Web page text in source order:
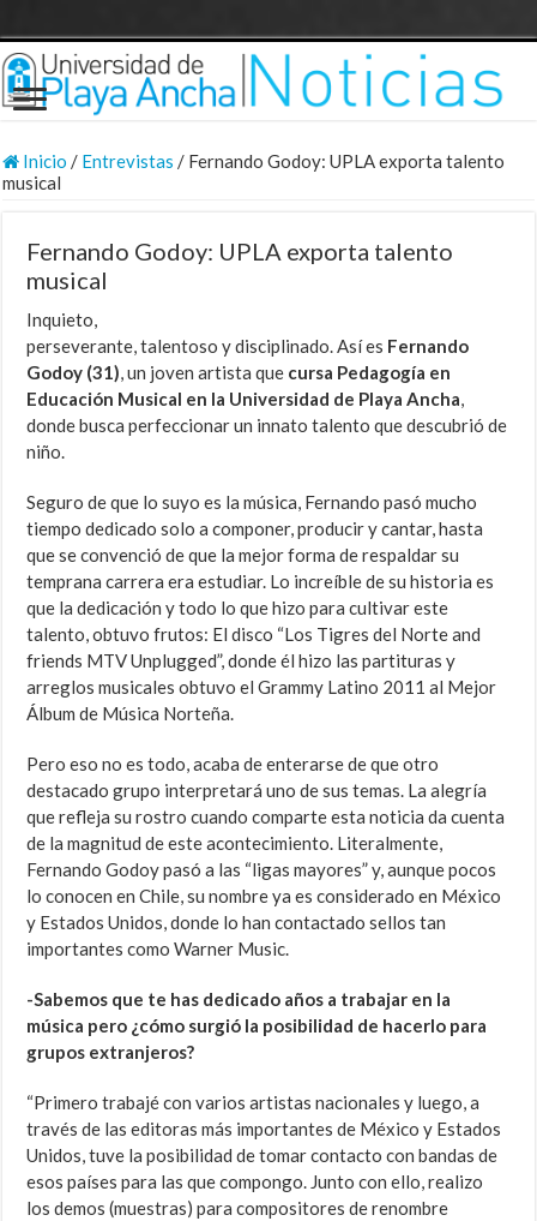
Inicio / Entrevistas / Fernando Godoy: UPLA exporta talento
musical
Fernando Godoy: UPLA exporta talento
musical
Inquieto,
perseverante, talentoso y disciplinado. Así es Fernando
Godoy (31), un joven artista que cursa Pedagogía en
Educación Musical en la Universidad de Playa Ancha,
donde busca perfeccionar un innato talento que descubrió de
niño.
Seguro de que lo suyo es la música, Fernando pasó mucho
tiempo dedicado solo a componer, producir y cantar, hasta
que se convenció de que la mejor forma de respaldar su
temprana carrera era estudiar. Lo increíble de su historia es
que la dedicación y todo lo que hizo para cultivar este
talento, obtuvo frutos: El disco “Los Tigres del Norte and
friends MTV Unplugged”, donde él hizo las partituras y
arreglos musicales obtuvo el Grammy Latino 2011 al Mejor
Álbum de Música Norteña.
Pero eso no es todo, acaba de enterarse de que otro
destacado grupo interpretará uno de sus temas. La alegría
que refleja su rostro cuando comparte esta noticia da cuenta
de la magnitud de este acontecimiento. Literalmente,
Fernando Godoy pasó a las “ligas mayores” y, aunque pocos
lo conocen en Chile, su nombre ya es considerado en México
y Estados Unidos, donde lo han contactado sellos tan
importantes como Warner Music.
-Sabemos que te has dedicado años a trabajar en la
música pero ¿cómo surgió la posibilidad de hacerlo para
grupos extranjeros?
“Primero trabajé con varios artistas nacionales y luego, a
través de las editoras más importantes de México y Estados
Unidos, tuve la posibilidad de tomar contacto con bandas de
esos países para las que compongo. Junto con ello, realizo
los demos (muestras) para compositores de renombre